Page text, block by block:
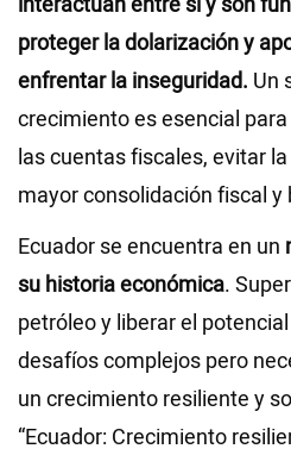
proteger la dolarización y
enfrentar la inseguridad. Un
crecimiento es esencial
las cuentas fiscales, evitar
mayor consolidación fiscal
Ecuador se encuentra en un
su historia económica.
petróleo y liberar el
desafíos complejos pero
un crecimiento resiliente y
“Ecuador: Crecimiento